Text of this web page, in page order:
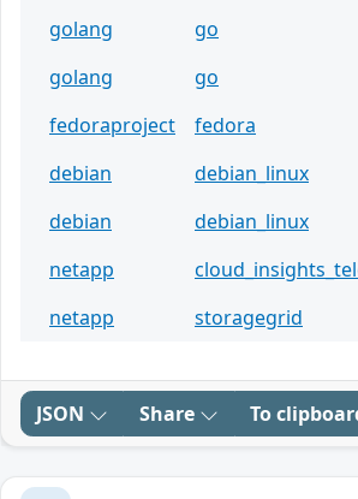
golang go
golang
go
fedoraproject
fedora
debian
debian_linux
debian
debian_linux
netapp
netapp
storagegrid
JSON Share To